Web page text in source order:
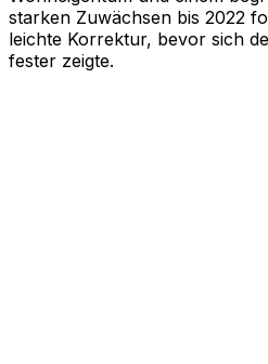
starken Zuwächsen bis 2022
leichte Korrektur, bevor sich
fester zeigte.